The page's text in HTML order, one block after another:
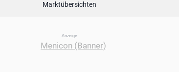
Marktübersichten
Anzeige